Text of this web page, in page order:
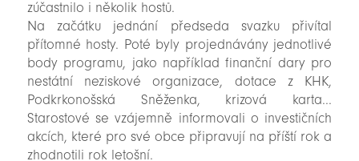
zúčastnilo i několik hostů.
Na začátku jednání předseda svazku přivítal
přítomné hosty. Poté byly projednávány jednotlivé
body programu, jako například finanční dary pro
nestátní neziskové organizace, dotace z KHK,
Podkrkonošská Sněženka, krizová karta...
Starostové se vzájemně informovali o investičních
akcích, které pro své obce připravují na příští rok a
zhodnotili rok letošní.